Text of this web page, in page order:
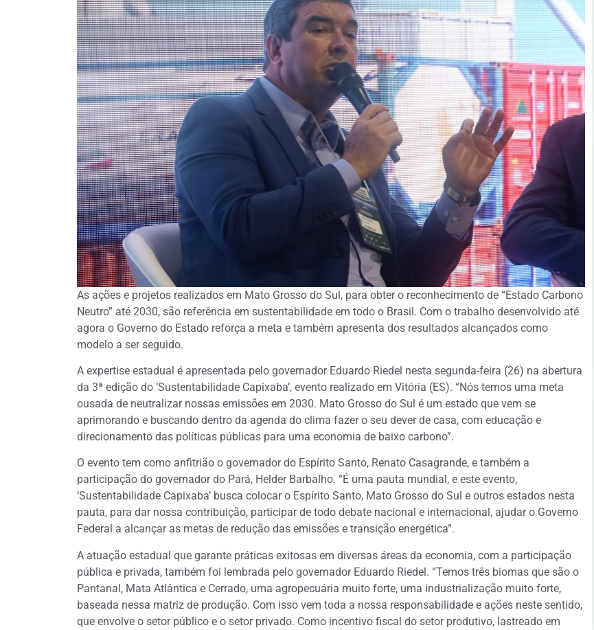
As ações e projetos realizados em Mato Grosso do Sul, para obter o reconhecimento de “Estado Carbono
Neutro” até 2030, são referência em sustentabilidade em todo o Brasil. Com o trabalho desenvolvido até
agora o Governo do Estado reforça a meta e também apresenta dos resultados alcançados como
modelo a ser seguido.
A expertise estadual é apresentada pelo governador Eduardo Riedel nesta segunda-feira (26) na abertura
da 3ª edição do ‘Sustentabilidade Capixaba’, evento realizado em Vitória (ES). “Nós temos uma meta
ousada de neutralizar nossas emissões em 2030. Mato Grosso do Sul é um estado que vem se
aprimorando e buscando dentro da agenda do clima fazer o seu dever de casa, com educação e
direcionamento das políticas públicas para uma economia de baixo carbono”.
O evento tem como anfitrião o governador do Espírito Santo, Renato Casagrande, e também a
participação do governador do Pará, Helder Barbalho. “É uma pauta mundial, e este evento,
‘Sustentabilidade Capixaba’ busca colocar o Espírito Santo, Mato Grosso do Sul e outros estados nesta
pauta, para dar nossa contribuição, participar de todo debate nacional e internacional, ajudar o Governo
Federal a alcançar as metas de redução das emissões e transição energética”.
A atuação estadual que garante práticas exitosas em diversas áreas da economia, com a participação
pública e privada, também foi lembrada pelo governador Eduardo Riedel. “Temos três biomas que são o
Pantanal, Mata Atlântica e Cerrado, uma agropecuária muito forte, uma industrialização muito forte,
baseada nessa matriz de produção. Com isso vem toda a nossa responsabilidade e ações neste sentido,
que envolve o setor público e o setor privado. Como incentivo fiscal do setor produtivo, lastreado em